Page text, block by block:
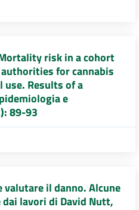
risk in a cohort
for cannabis
Results of a
e
89-93
valutare il danno. Alcune
lavori di David Nutt,